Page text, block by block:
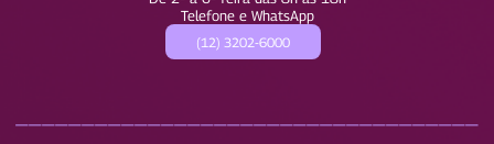
Telefone e WhatsApp
(12) 3202-6000